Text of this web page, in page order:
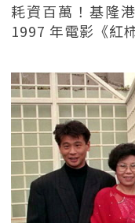
耗資百萬！基隆
1997 年電影《紅